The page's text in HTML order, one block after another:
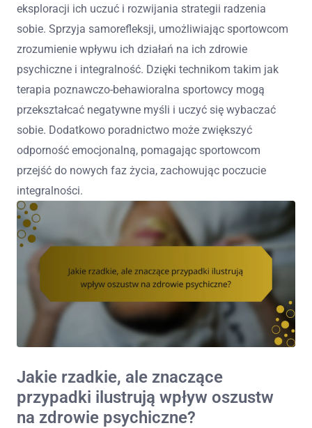
eksploracji ich uczuć i rozwijania strategii radzenia
sobie. Sprzyja samorefleksji, umożliwiając sportowcom
zrozumienie wpływu ich działań na ich zdrowie
psychiczne i integralność. Dzięki technikom takim jak
terapia poznawczo-behawioralna sportowcy mogą
przekształcać negatywne myśli i uczyć się wybaczać
sobie. Dodatkowo poradnictwo może zwiększyć
odporność emocjonalną, pomagając sportowcom
przejść do nowych faz życia, zachowując poczucie
integralności.
Jakie rzadkie, ale znaczące
przypadki ilustrują wpływ oszustw
na zdrowie psychiczne?